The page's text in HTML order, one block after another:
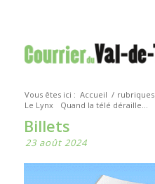
Vous êtes ici : Accueil / rubriques
Le Lynx
Quand la télé déraille…
Billets
23 août 2024